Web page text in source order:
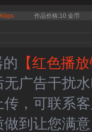
作品价格:10 金币
【红色播
广告干扰
，可联系
到让您满